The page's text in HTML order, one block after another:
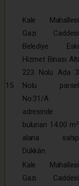
15
Kale Mahallesi
Gazi Caddesi
Belediye Eski
Hizmet Binası Altı
223 Nolu Ada 3
Nolu parsel
No:31/A
adresinde
bulunan 14.00 m²
alana sahip
Dükkân
Kale Mahallesi
Gazi Caddesi